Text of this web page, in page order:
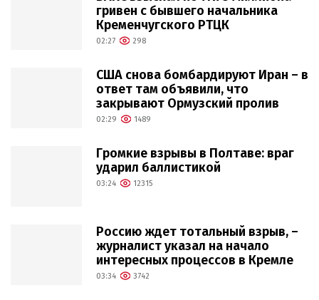
гривен с бывшего начальника
Кременчугского РТЦК
02:27 298
США снова бомбардируют Иран – в
ответ там объявили, что
закрывают Ормузский пролив
02:29 1489
Громкие взрывы в Полтаве: враг
ударил баллистикой
03:24 12315
Россию ждет тотальный взрыв, –
журналист указал на начало
интересных процессов в Кремле
03:34 3742